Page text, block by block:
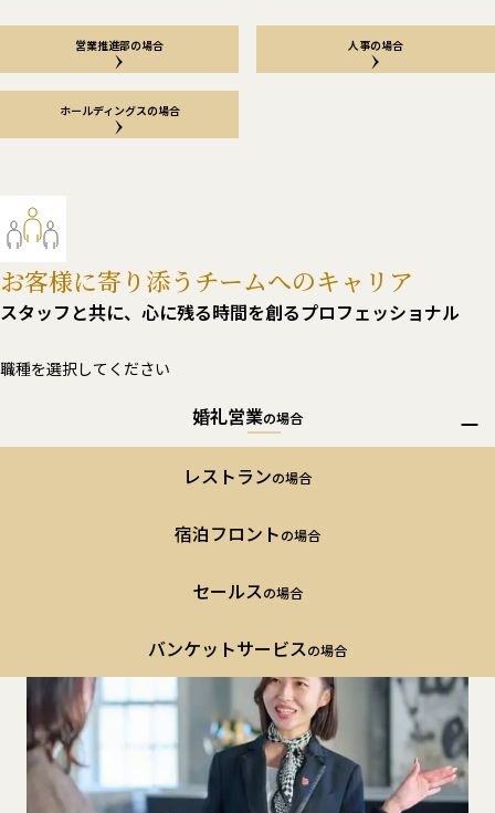
営業推進部の場合 人事の場合
ホールディングスの場合
お客様に寄り添う チームへのキャリア
スタッフと共に、 心に残る時間を創るプロフェッショナル
職種を選択してください
婚礼営業の場合
婚礼営業の場合
レストランの場合
宿泊フロントの場合
セールスの場合
バンケットサービスの場合
婚礼営業のキャリア例